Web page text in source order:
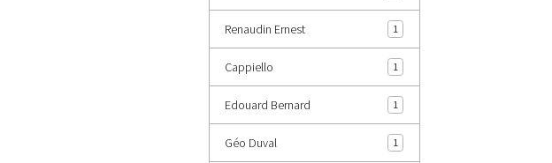
Renaudin Ernest 1
Cappiello 1
Edouard Bernard 1
Géo Duval 1